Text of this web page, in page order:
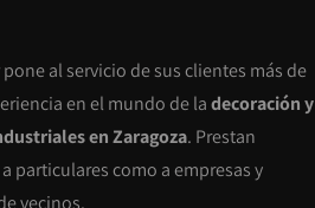
pone al servicio de sus clientes más de
en el mundo de ladecoración y
en Zaragoza. Prestan
particulares como a empresas y
vecinos.